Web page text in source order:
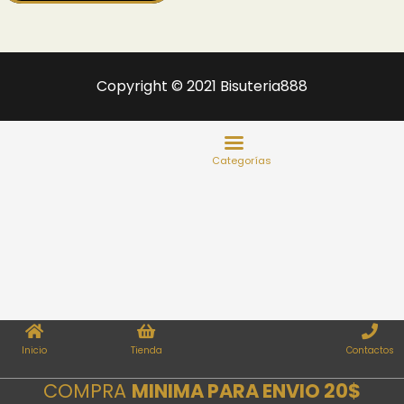
Copyright © 2021 Bisuteria888
Inicio Tienda Contactos
COMPRA MINIMA PARA ENVIO 20$